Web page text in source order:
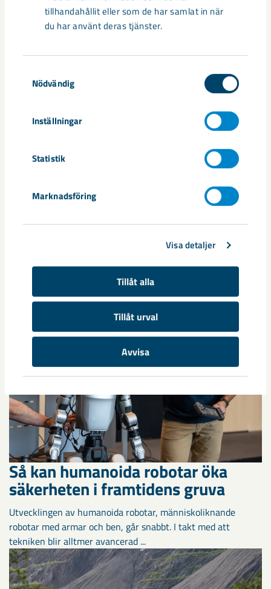
tillhandahållit eller som de har samlat in när
du har använt deras tjänster.
Nödvändig
Inställningar
Statistik
Marknadsföring
Visa detaljer
Tillåt alla
Tillåt urval
Avvisa
Under midsommarafton, fredag, cirka kl. 12.00 togs
pelletsverket MK3 åter i drift.
Taggar
Relaterat innehåll
Så kan humanoida robotar öka
säkerheten i framtidens gruva
Utvecklingen av humanoida robotar, människoliknande
robotar med armar och ben, går snabbt. I takt med att
tekniken blir alltmer avancerad ...